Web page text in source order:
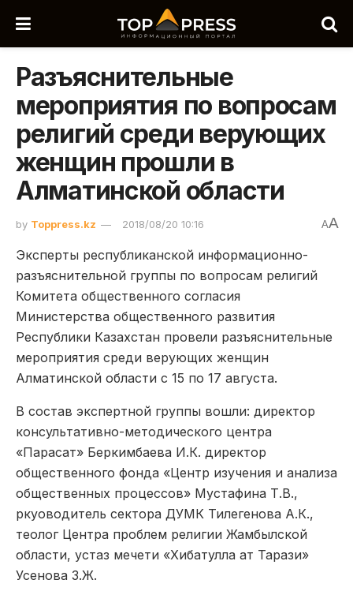
Разъяснительные
мероприятия по вопросам
религий среди верующих
женщин прошли в
Алматинской области
by Toppress.kz 2018/08/20 10:16 AA
Эксперты республиканской информационно-
разъяснительной группы по вопросам религий
Комитета общественного согласия
Министерства общественного развития
Республики Казахстан провели разъяснительные
мероприятия среди верующих женщин
Алматинской области с 15 по 17 августа.
В состав экспертной группы вошли: директор
консультативно-методического центра
«Парасат» Беркимбаева И.К. директор
общественного фонда «Центр изучения и анализа
общественных процессов» Мустафина Т.В.,
ркуоводитель сектора ДУМК Тилегенова А.К.,
теолог Центра проблем религии Жамбылской
области, устаз мечети «Хибатулла ат Тарази»
Усенова З.Ж.